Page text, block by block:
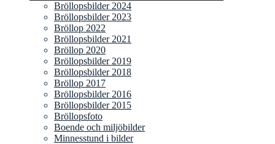
Bröllopsbilder 2024
Bröllopsbilder 2023
Bröllop 2022
Bröllopsbilder 2021
Bröllop 2020
Bröllopsbilder 2019
Bröllopsbilder 2018
Bröllop 2017
Bröllopsbilder 2016
Bröllopsbilder 2015
Bröllopsfoto
Boende och miljöbilder
Minnesstund i bilder